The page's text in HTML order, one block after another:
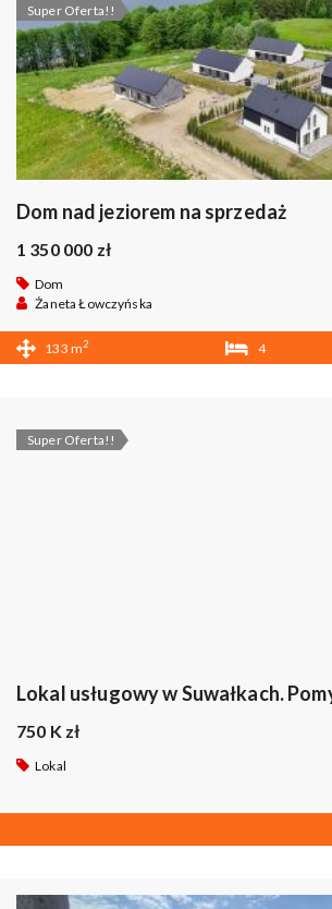
Super Oferta!!
Dom nad jeziorem na sprzedaż
1 350 000 zł
Dom
Żaneta Łowczyńska
133 m2
4
Super Oferta!!
Lokal usługowy w Suwałkach.
750 K zł
Lokal